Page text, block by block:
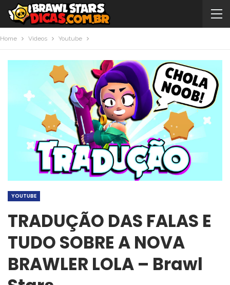
Home Videos Youtube
YOUTUBE
TRADUÇÃO DAS FALAS E
TUDO SOBRE A NOVA
BRAWLER LOLA – Brawl